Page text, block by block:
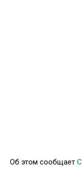
Об этом сообщает